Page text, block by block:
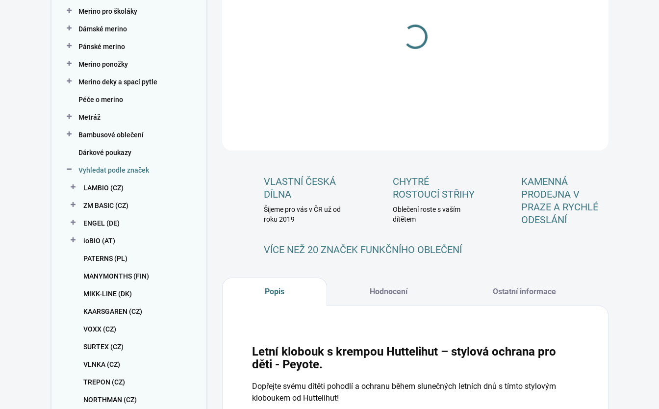
Merino pro školáky
Dámské merino
Pánské merino
Merino ponožky
Merino deky a spací pytle
Péče o merino
Metráž
Bambusové oblečení
Dárkové poukazy
Vyhledat podle značek
LAMBIO (CZ)
ZM BASIC (CZ)
ENGEL (DE)
ioBIO (AT)
PATERNS (PL)
MANYMONTHS (FIN)
MIKK-LINE (DK)
KAARSGAREN (CZ)
VOXX (CZ)
SURTEX (CZ)
VLNKA (CZ)
TREPON (CZ)
NORTHMAN (CZ)
VLASTNÍ ČESKÁ
DÍLNA
Šijeme pro vás v ČR už od
roku 2019
CHYTRÉ
ROSTOUCÍ STŘIHY
Oblečení roste s vaším
dítětem
KAMENNÁ
PRODEJNA V
PRAZE A RYCHLÉ
ODESLÁNÍ
VÍCE NEŽ 20 ZNAČEK FUNKČNÍHO OBLEČENÍ
Popis Hodnocení Ostatní informace
Letní klobouk s krempou Huttelihut – stylová ochrana pro
děti - Peyote.
Dopřejte svému dítěti pohodlí a ochranu během slunečných letních dnů s tímto stylovým
kloboukem od Huttelihut!